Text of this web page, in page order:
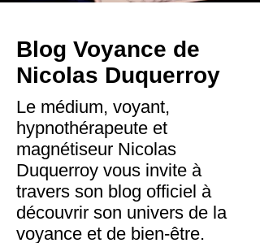
Blog Voyance de
Nicolas Duquerroy
Le médium, voyant,
hypnothérapeute et
magnétiseur Nicolas
Duquerroy vous invite à
travers son blog officiel à
découvrir son univers de la
voyance et de bien-être.